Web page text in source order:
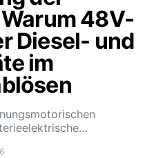
48V-
Diesel- und
im